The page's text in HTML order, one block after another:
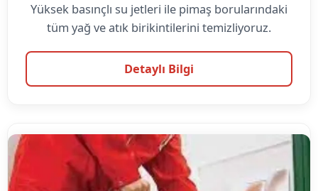
Yüksek basınçlı su jetleri ile pimaş borularındaki
tüm yağ ve atık birikintilerini temizliyoruz.
Detaylı Bilgi